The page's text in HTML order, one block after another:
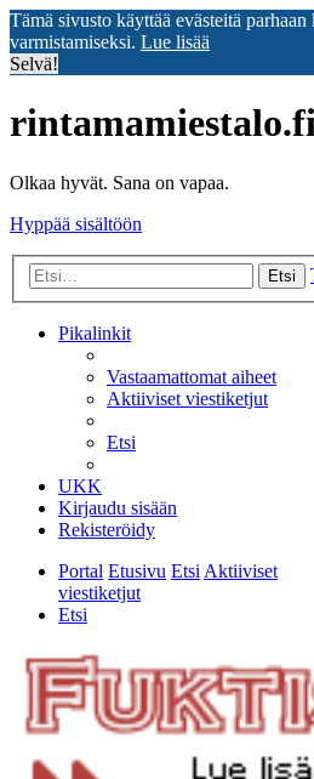
Tämä sivusto käyttää evästeitä
varmistamiseksi. Lue lisää
Selvä!
Olkaa hyvät. Sana on vapaa.
Hyppää sisältöön
Etsi
Pikalinkit
Vastaamattomat aiheet
Aktiiviset viestiketjut
Etsi
UKK
Kirjaudu sisään
Rekisteröidy
Portal Etusivu EtsiAktiiviset
viestiketjut
Etsi